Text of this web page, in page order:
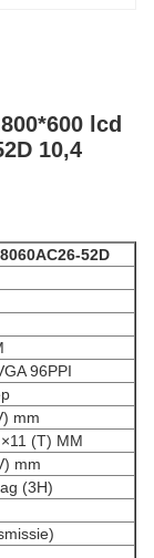
lcd
10,4
52D
96PPI
mm
(T) MM
mm
(3H)